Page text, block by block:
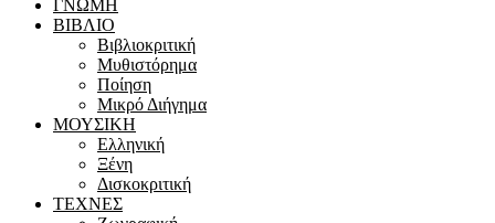
ΓΝΩΜΗ
ΒΙΒΛΙΟ
Βιβλιοκριτική
Μυθιστόρημα
Ποίηση
Μικρό Διήγημα
ΜΟΥΣΙΚΗ
Ελληνική
Ξένη
Δισκοκριτική
ΤΕΧΝΕΣ